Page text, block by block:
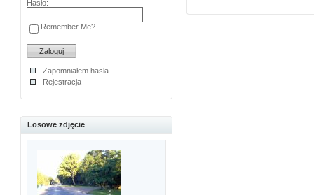
Hasło:
Remember Me?
Zapomniałem hasła
Rejestracja
Losowe zdjęcie